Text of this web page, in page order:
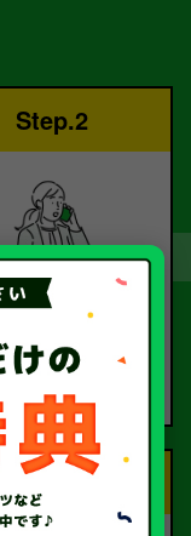
Step.2
査定
ロが
回答いたしま
Step.4